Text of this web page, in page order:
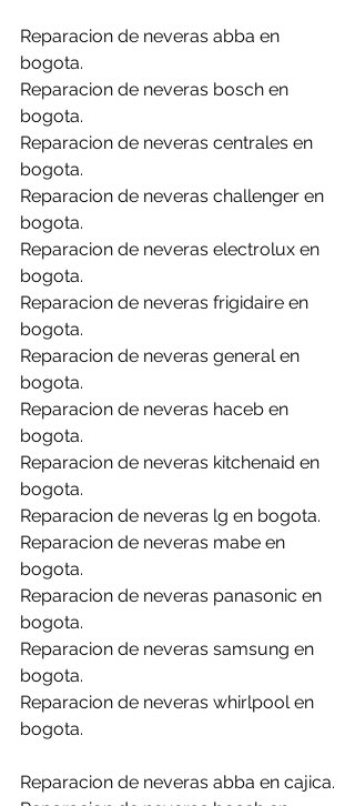
Reparacion de neveras abba en
bogota.
Reparacion de neveras bosch en
bogota.
Reparacion de neveras centrales en
bogota.
Reparacion de neveras challenger en
bogota.
Reparacion de neveras electrolux en
bogota.
Reparacion de neveras frigidaire en
bogota.
Reparacion de neveras general en
bogota.
Reparacion de neveras haceb en
bogota.
Reparacion de neveras kitchenaid en
bogota.
Reparacion de neveras lg en bogota.
Reparacion de neveras mabe en
bogota.
Reparacion de neveras panasonic en
bogota.
Reparacion de neveras samsung en
bogota.
Reparacion de neveras whirlpool en
bogota.
Reparacion de neveras abba en cajica.